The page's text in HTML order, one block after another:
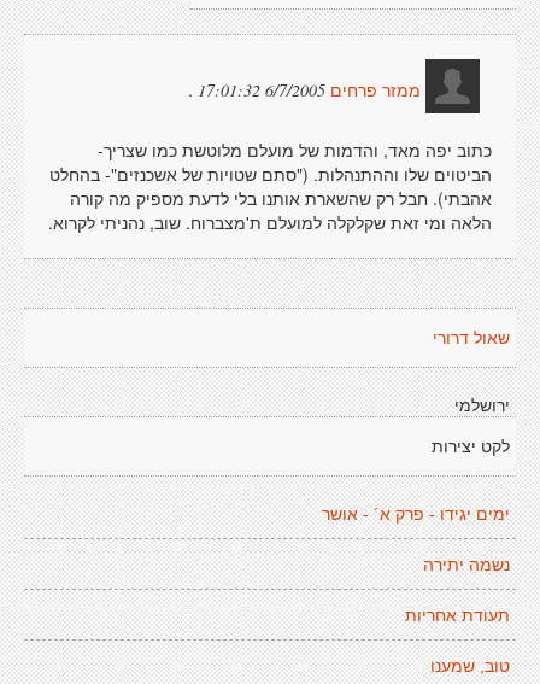
ממזר פרחים 6/7/2005 17:01:32
.
כתוב יפה מאד, והדמות של מועלם מלוטשת כמו שצריך-
הביטוים שלו וההתנהלות. ("סתם שטויות של אשכנזים"- בהחלט
אהבתי). חבל רק שהשארת אותנו בלי לדעת מספיק מה קורה
הלאה ומי זאת שקלקלה למועלם ת'מצברוח. שוב, נהניתי לקרוא.
שאול דרורי
ירושלמי
לקט יצירות
ימים יגידו - פרק א´ - אושר
נשמה יתירה
תעודת אחריות
טוב, שמענו